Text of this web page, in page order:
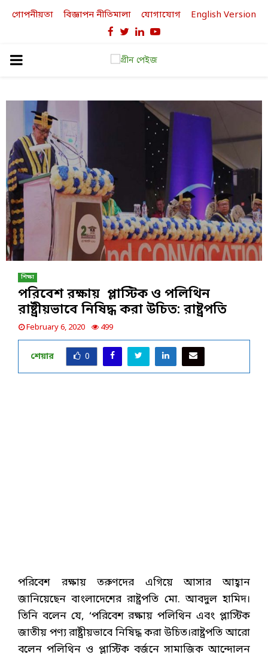
গোপনীয়তা বিজ্ঞাপন নীতিমালা যোগাযোগ English Version
Facebook
TwitterLinkedinYoutube
PRIMARY
শিক্ষা
পরিবেশ রক্ষায় প্লাস্টিক ও পলিথিন
রাষ্ট্রীয়ভাবে নিষিদ্ধ করা উচিত: রাষ্ট্রপতি
February 6, 2020 499
শেয়ার 0
পরিবেশ রক্ষায় তরুণদের এগিয়ে আসার আহ্বান
জানিয়েছেন বাংলাদেশের রাষ্ট্রপতি মো. আবদুল হামিদ।
তিনি বলেন যে, ‘পরিবেশ রক্ষায় পলিথিন এবং প্লাস্টিক
জাতীয় পণ্য রাষ্ট্রীয়ভাবে নিষিদ্ধ করা উচিত।রাষ্ট্রপতি আরো
বলেন পলিথিন ও প্লাস্টিক বর্জনে সামাজিক আন্দোলন